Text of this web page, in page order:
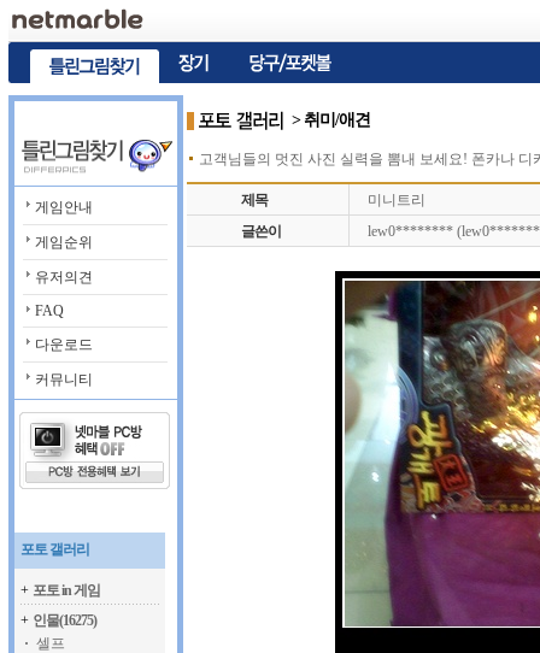
게임안내
게임순위
유저의견
FAQ
다운로드
커뮤니티
포토 갤러리
+ 포토 in 게임
+ 인물(16275)
셀프
> 취미/애견
고객님들의 멋진 사진 실력을 뽐내 보세요! 폰카나
제목
미니트리
글쓴이
lew0********